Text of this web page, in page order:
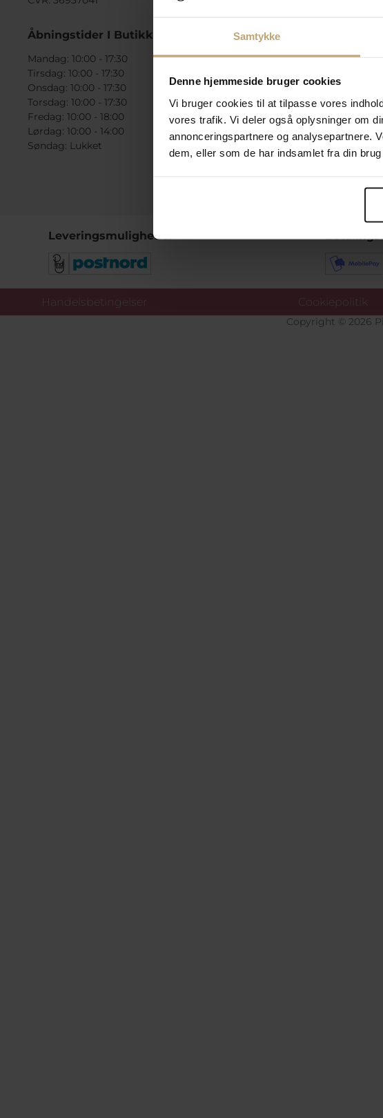
Samtykke
Denne hjemmeside bruger cookies
Vi bruger cookies til at tilpasse vores
vores trafik. Vi deler også oplysninger om
annonceringspartnere og analysepartnere.
dem, eller som de har indsamlet fra din
Åbningstider I Butikken
Mandag: 10:00 - 17:30
Tirsdag: 10:00 - 17:30
Onsdag: 10:00 - 17:30
Torsdag: 10:00 - 17:30
Fredag: 10:00 - 18:00
Lørdag: 10:00 - 14:00
Søndag: Lukket
Leveringsmuligheder
Handelsbetingelser Cookiepolitik
Copyright © 2026